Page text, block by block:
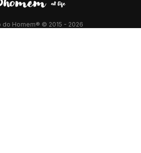
do Homem® © 2015 - 2026